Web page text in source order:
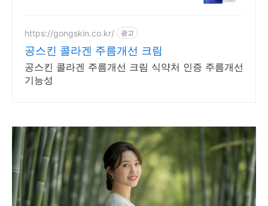
https://gongskin.co.kr/ 광고
공스킨 콜라겐 주름개선 크림
공스킨 콜라겐 주름개선 크림 식약처 인증 주름개선
기능성